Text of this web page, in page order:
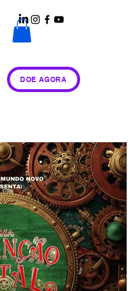
DOE AGORA